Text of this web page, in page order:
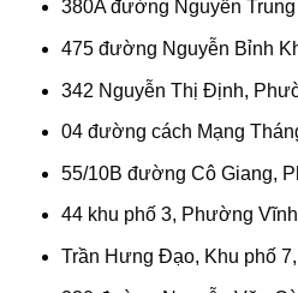
380A đường Nguyễn
475 đường Nguyễn Bỉnh
342 Nguyễn Thị Định,
04 đường cách Mạng
55/10B đường Cô Giang,
44 khu phố 3, Phường
Trần Hưng Đạo, Khu phố